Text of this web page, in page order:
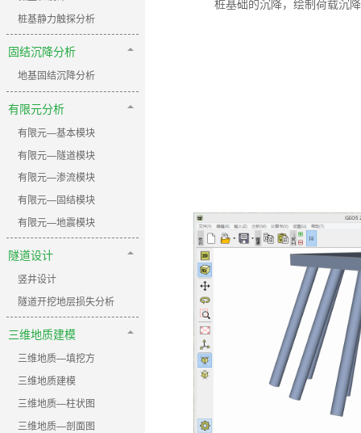
桩基静力触探分析
固结沉降分析
地基固结沉降分析
有限元分析
有限元—基本模块
有限元—隧道模块
有限元—渗流模块
有限元—固结模块
有限元—地震模块
隧道设计
竖井设计
隧道开挖地层损失分析
三维地质建模
三维地质—填挖方
三维地质建模
三维地质—柱状图
三维地质—剖面图
桩基础的沉降，绘制荷载沉